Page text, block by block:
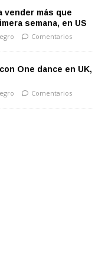
vender más que
semana, en US
Comentarios
One dance en UK,
Comentarios